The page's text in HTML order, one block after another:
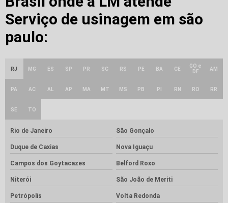
Serviço de usinagem em são
paulo:
RJ MG ES SP PR SC RS PE BA CE
GO e
DF
AM
PA AC AL AP MA MT MS PB PI RN RO RR
SE TO
Rio de Janeiro São Gonçalo
Duque de Caxias Nova Iguaçu
Campos dos Goytacazes Belford Roxo
Niterói São João de Meriti
Petrópolis Volta Redonda